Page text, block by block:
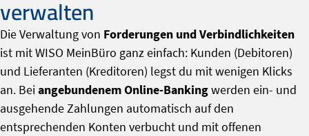
verwalten
Die Verwaltung von Forderungen und Verbindlichkeiten
ist mit WISO MeinBüro ganz einfach: Kunden (Debitoren)
und Lieferanten (Kreditoren) legst du mit wenigen Klicks
an. Beiangebundenem Online-Bankingwerden ein- und
ausgehende Zahlungen automatisch auf den
entsprechenden Konten verbucht und mit offenen